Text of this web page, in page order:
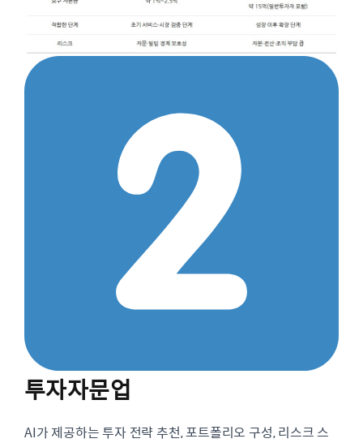
투자자문업
AI가 제공하는 투자 전략 추천, 포트폴리오 구성, 리스크 스